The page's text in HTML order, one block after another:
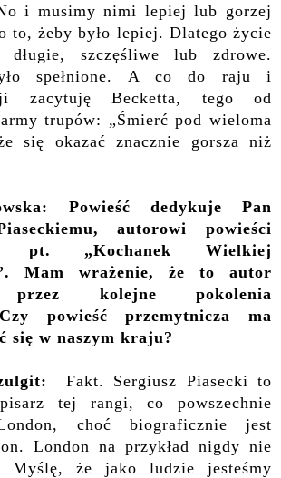
i musimy nimi lepiej lub gorzej
to, żeby było lepiej. Dlatego życie
szczęśliwe lub zdrowe.
spełnione. A co do raju i
zacytuję Becketta, tego od
trupów: „Śmierć pod wieloma
się okazać znacznie gorsza niż
Powieść dedykuje Pan
autorowi powieści
pt. „Kochanek Wielkiej
Mam wrażenie, że to autor
przez kolejne pokolenia
powieść przemytnicza ma
się w naszym kraju?
Fakt. Sergiusz Piasecki to
tej rangi, co powszechnie
choć biograficznie jest
London na przykład nigdy nie
Myślę, że jako ludzie jesteśmy